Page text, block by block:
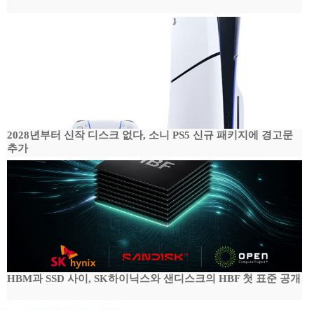
2028년부터 신작 디스크 없다, 소니 PS5 신규 패키지에 경고문
추가
HBM과 SSD 사이, SK하이닉스와 샌디스크의 HBF 첫 표준 공개